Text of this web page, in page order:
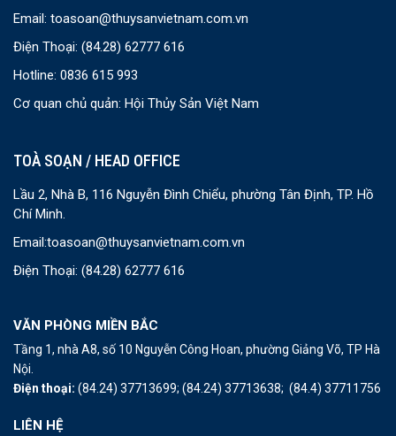
Email: toasoan@thuysanvietnam.com.vn
Điện Thoại: (84.28) 62777 616
Hotline: 0836 615 993
Cơ quan chủ quản: Hội Thủy Sản Việt Nam
TOÀ SOẠN / HEAD OFFICE
Lầu 2, Nhà B, 116 Nguyễn Đình Chiểu, phường Tân Định, TP. Hồ
Chí Minh.
Email:toasoan@thuysanvietnam.com.vn
Điện Thoại: (84.28) 62777 616
VĂN PHÒNG MIỀN BẮC
Tầng 1, nhà A8, số 10 Nguyễn Công Hoan, phường Giảng Võ, TP Hà
Nội.
Điện thoại: (84.24) 37713699; (84.24) 37713638; (84.4) 37711756
LIÊN HỆ